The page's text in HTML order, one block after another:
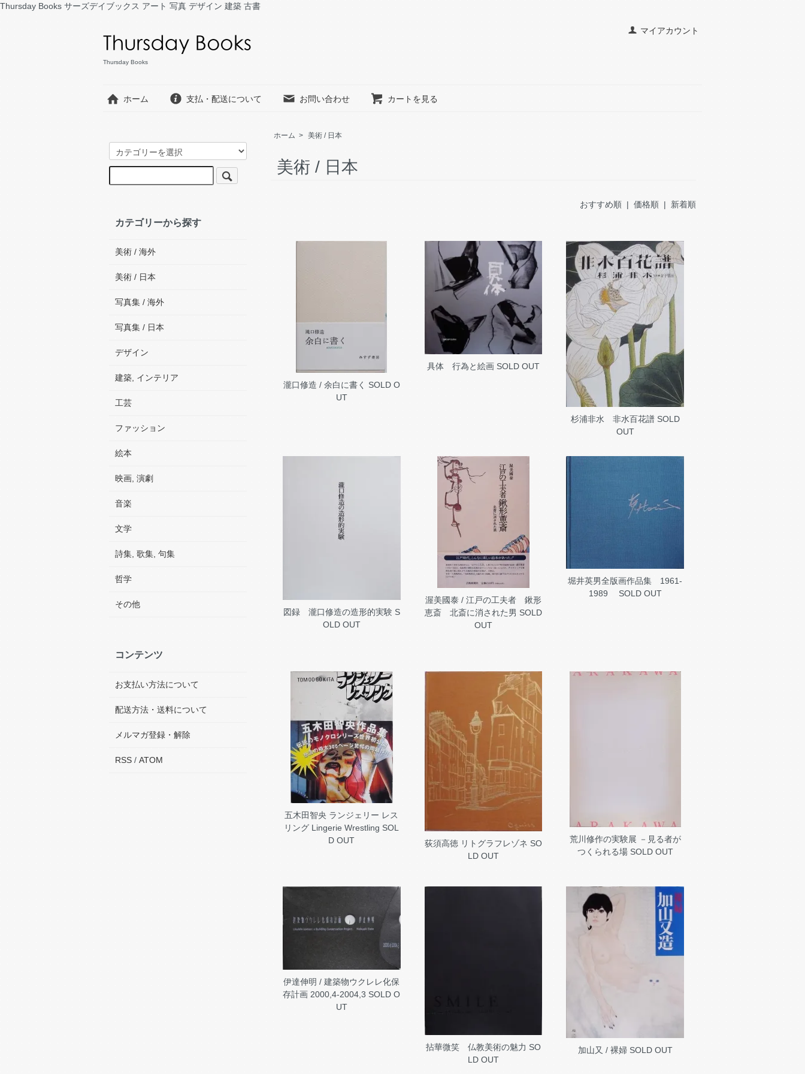
Thursday Books サーズデイブックス アート 写真 デザイン 建築 古書
マイアカウント
Thursday Books
ホーム 支払・配送について お問い合わせ カートを見る
ホーム > 美術 / 日本
美術 / 日本
おすすめ順 | 価格順 | 新着順
瀧口修造 / 余白に書く
SOLD O
UT
具体 行為と絵画SOLD OUT
杉浦非水 非水百花譜SOLD
OUT
図録 瀧口修造の造形的実験 S
OLD OUT
渥美國泰 / 江戸の工夫者 鍬形
恵斎 北斎に消された男 SOLD
OUT
堀井英男全版画作品集 1961-
1989
SOLD OUT
五木田智央 ランジェリー レス
リング Lingerie Wrestling SOL
D OUT
荻須高徳 リトグラフレゾネ SO
LD OUT
荒川修作の実験展 －見る者が
つくられる場SOLD OUT
伊達伸明 / 建築物ウクレレ化保
存計画 2000,4-2004,3 SOLD O
UT
拈華微笑 仏教美術の魅力 SO
LD OUT
加山又 / 裸婦SOLD OUT
カテゴリーから探す
美術 / 海外
美術 / 日本
写真集 / 海外
写真集 / 日本
デザイン
建築, インテリア
工芸
ファッション
絵本
映画, 演劇
音楽
文学
詩集, 歌集, 句集
哲学
その他
コンテンツ
お支払い方法について
配送方法・送料について
メルマガ登録・解除
RSS / ATOM